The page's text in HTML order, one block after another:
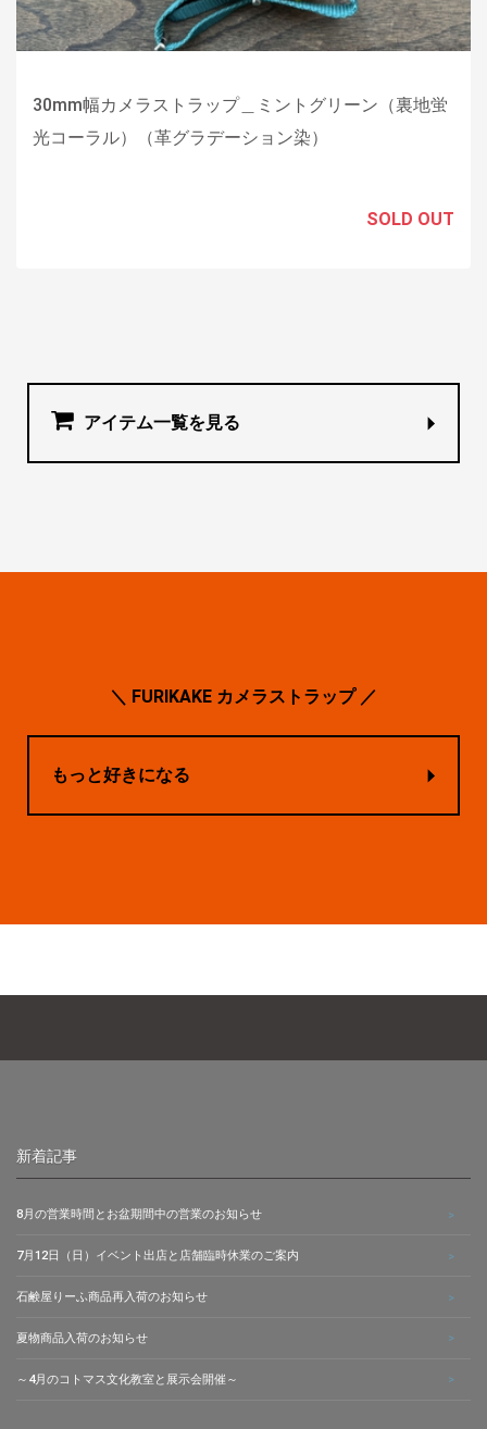
30mm幅カメラストラップ＿ミントグリーン（裏地蛍
光コーラル）（革グラデーション染）
SOLD OUT
アイテム一覧を見る
＼ FURIKAKE カメラストラップ ／
もっと好きになる
新着記事
8月の営業時間とお盆期間中の営業のお知らせ
7月12日（日）イベント出店と店舗臨時休業のご案内
石鹸屋りーふ商品再入荷のお知らせ
夏物商品入荷のお知らせ
～4月のコトマス文化教室と展示会開催～